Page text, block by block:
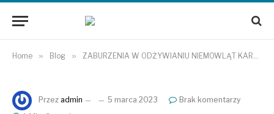
Home » Blog » ZABURZENIA W ODŻYWIANIU NIEMOWLĄT KARMIONYCH NATURALNIE
Przez admin 5 marca 2023
Brak komentarzy